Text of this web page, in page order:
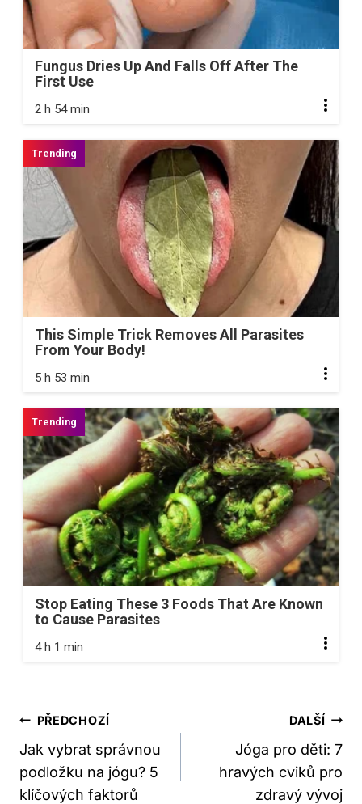
Fungus Dries Up And Falls Off After The
First Use
2 h 54 min
This Simple Trick Removes All Parasites
From Your Body!
5 h 53 min
Stop Eating These 3 Foods That Are Known
to Cause Parasites
4 h 1 min
Navigace
Pro
Příspěvek
PŘEDCHOZÍ
Jak vybrat správnou
podložku na jógu? 5
klíčových faktorů
DALŠÍ
Jóga pro děti: 7
hravých cviků pro
zdravý vývoj